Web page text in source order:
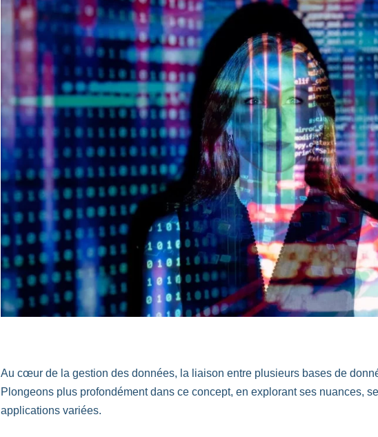
Au cœur de la gestion des données, la liaison entre plusieurs bases de
Plongeons plus profondément dans ce concept, en explorant ses nuances,
applications variées.